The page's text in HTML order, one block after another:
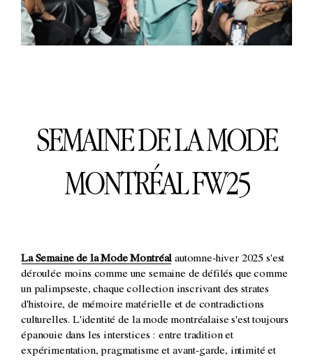
SEMAINE DE LA MODE
MONTRÉAL FW25
La Semaine de la Mode Montréal automne-hiver 2025 s'est
déroulée moins comme une semaine de défilés que comme
un palimpseste, chaque collection inscrivant des strates
d'histoire, de mémoire matérielle et de contradictions
culturelles. L'identité de la mode montréalaise s'est toujours
épanouie dans les interstices : entre tradition et
expérimentation, pragmatisme et avant-garde, intimité et